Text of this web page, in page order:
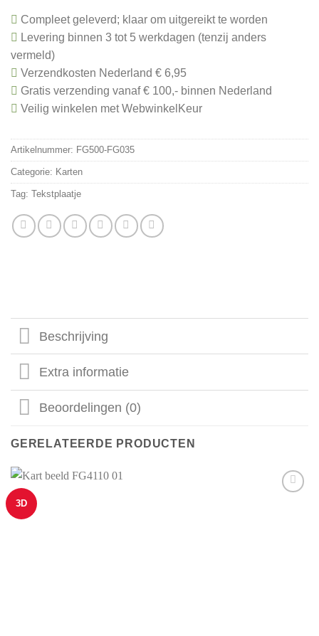
Compleet geleverd; klaar om uitgereikt te worden
Levering binnen 3 tot 5 werkdagen (tenzij anders
vermeld)
Verzendkosten Nederland € 6,95
Gratis verzending vanaf € 100,- binnen Nederland
Veilig winkelen met WebwinkelKeur
Artikelnummer: FG500-FG035
Categorie: Karten
Tag: Tekstplaatje
Beschrijving
Extra informatie
Beoordelingen (0)
GERELATEERDE PRODUCTEN
3D